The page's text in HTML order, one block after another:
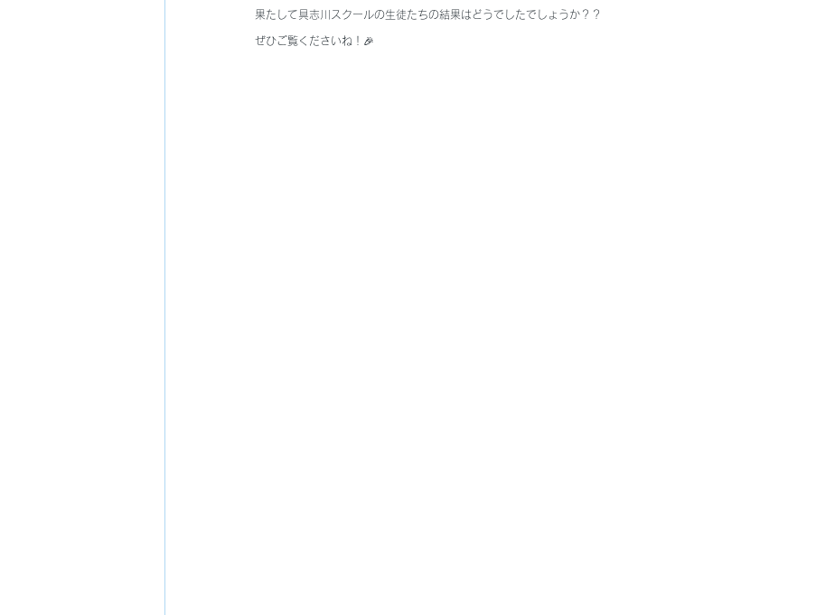
果たして具志川スクールの生徒たちの結果はどうでしたでしょうか？？
ぜひご覧くださいね！🎉